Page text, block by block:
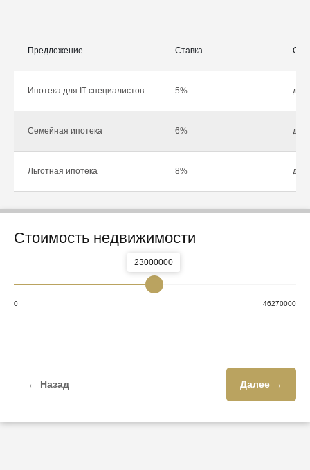
Предложение Ставка
Ипотека для IT-специалистов 5% до
Семейная ипотека 6% до
Льготная ипотека 8% до
Стоимость недвижимости
23000000
0 46270000
← Назад Далее →